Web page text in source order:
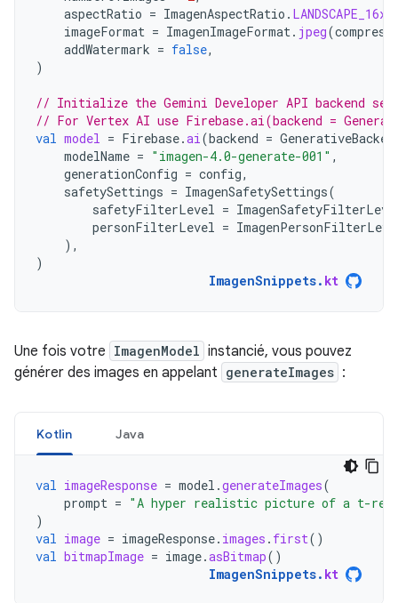
aspectRatio = ImagenAspectRatio . LANDSCAPE_16x9
imageFormat = ImagenImageFormat. jpeg(
addWatermark = false,
)
// Initialize the Gemini Developer API backend
// For Vertex AI use Firebase.ai(backend =
val model = Firebase.ai(backend =
modelName = "imagen-4.0-generate-001" ,
generationConfig = config,
safetySettings = ImagenSafetySettings(
safetyFilterLevel =
personFilterLevel =
),
)
ImagenSnippets. kt
Une fois votre ImagenModel instancié, vous pouvez
générer des images en appelant generateImages :
Kotlin Java
val imageResponse = model .generateImages(
prompt = "A hyper realistic picture of a t-rex
)
val image = imageResponse. images . first()
val bitmapImage = image.asBitmap()
ImagenSnippets. kt